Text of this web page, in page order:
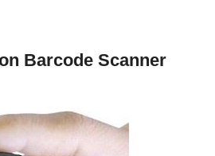
Barcode Scanner